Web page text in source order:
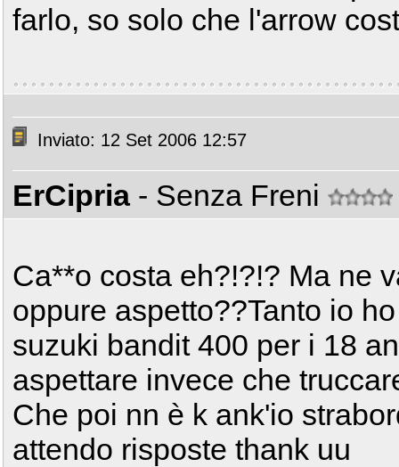
farlo, so solo che l'arrow
Inviato: 12 Set 2006 12:57
ErCipria - Senza Freni
Ca**o costa eh?!?!? Ma ne
oppure aspetto??Tanto io
suzuki bandit 400 per i 18
aspettare invece che
Che poi nn è k ank'io
attendo risposte thank uu